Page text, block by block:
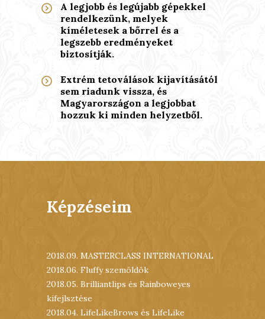
A legjobb és legújabb gépekkel
rendelkezünk, melyek
kíméletesek a bőrrel és a
legszebb eredményeket
biztosítják.
Extrém tetoválások kijavításától
sem riadunk vissza, és
Magyarországon a legjobbat
hozzuk ki minden helyzetből.
Képzéseim
2018.09. MASTERCLASS INTERNATIONAL
2018.06. Fluffy szemöldök
2018.05. Brilliantlips és Rainboweyes
kifejlsztése
2018.04. LifeLikeBrows és LifeLike